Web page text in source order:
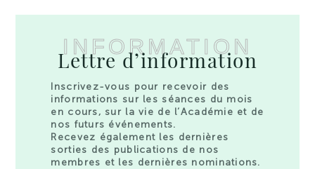
INFORMATION
Lettre d’information
Inscrivez-vous pour recevoir des
informations sur les séances du mois
en cours, sur la vie de l’Académie et de
nos futurs événements.
Recevez également les dernières
sorties des publications de nos
membres et les dernières nominations.